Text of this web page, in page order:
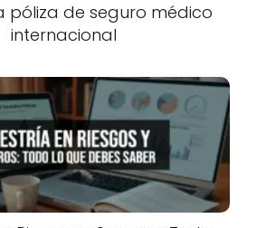
póliza de seguro médico
internacional